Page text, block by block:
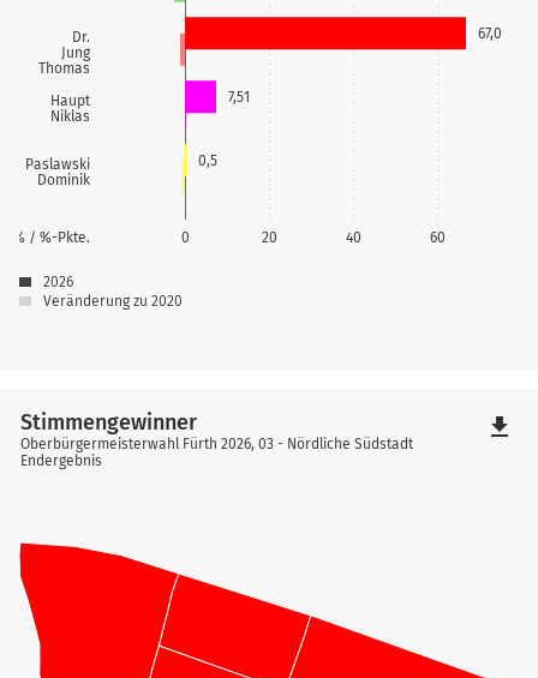
Dr.
Jung
Thomas
Haupt
Niklas
Paslawski
Dominik
0 20 40 60
% / %-Pkte.
67,0
7,51
0,5
2026
Veränderung zu 2020
Stimmengewinner
Oberbürgermeisterwahl Fürth 2026, 03 - Nördliche Südstadt
Endergebnis
file_download